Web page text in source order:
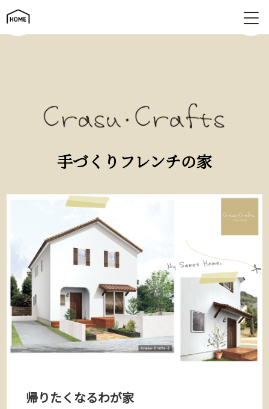
手づくりフレンチの家 | Crasu・crafts（クラスクラフツ）
手づくりフレンチの家
帰りたくなるわが家